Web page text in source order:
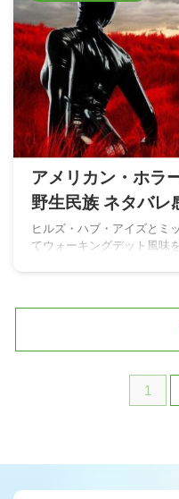
アメリカン・ホ
野生民族 ネタバレ
ヒルズ・ハブ・アイズとミ
てウォーキングデット風味
1